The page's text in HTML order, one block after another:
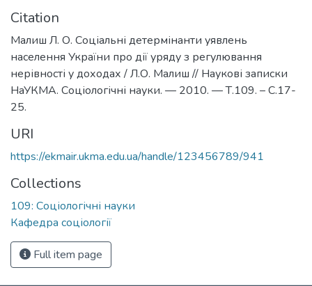
Citation
Малиш Л. О. Соціальні детермінанти уявлень
населення України про дії уряду з регулювання
нерівності у доходах / Л.О. Малиш // Наукові записки
НаУКМА. Соціологічні науки. — 2010. — Т.109. – С.17-
25.
URI
https://ekmair.ukma.edu.ua/handle/123456789/941
Collections
109: Соціологічні науки
Кафедра соціології
Full item page